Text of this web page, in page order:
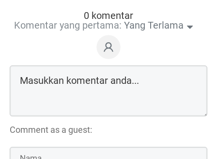
0 komentar
Komentar yang pertama: Yang Terlama
Comment as a guest: